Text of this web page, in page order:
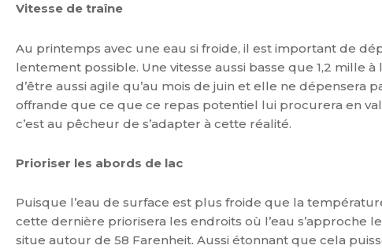
Vitesse de traîne
Au printemps avec une eau si froide, il est important de
lentement possible. Une vitesse aussi basse que 1,2 mille
d’être aussi agile qu’au mois de juin et elle ne dépensera
offrande que ce que ce repas potentiel lui procurera en
c’est au pêcheur de s’adapter à cette réalité.
Prioriser les abords de lac
Puisque l’eau de surface est plus froide que la
cette dernière priorisera les endroits où l’eau s’approche
situe autour de 58 Farenheit. Aussi étonnant que cela